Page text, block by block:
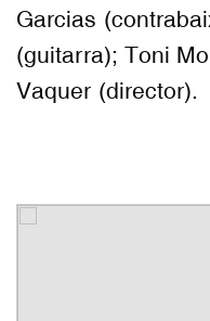
Garcias
(guitarra); Toni
Vaquer (director).